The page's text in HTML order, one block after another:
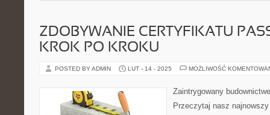
ZDOBYWANIE CERTYFIKATU
KROK PO KROKU
POSTED BY ADMIN LUT - 14 - 2025 MOŻLIWOŚĆ
Zaintrygowany
Przeczytaj nasz